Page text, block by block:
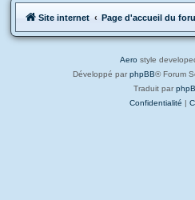
Site internet Page d'accueil du
Aero style
Développé par phpBB® Forum
Traduit par
Confidentialité |